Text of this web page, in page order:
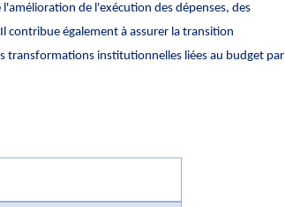
de l'exécution des dépenses, des
contribue également à assurer la transition
transformations institutionnelles liées au budget par